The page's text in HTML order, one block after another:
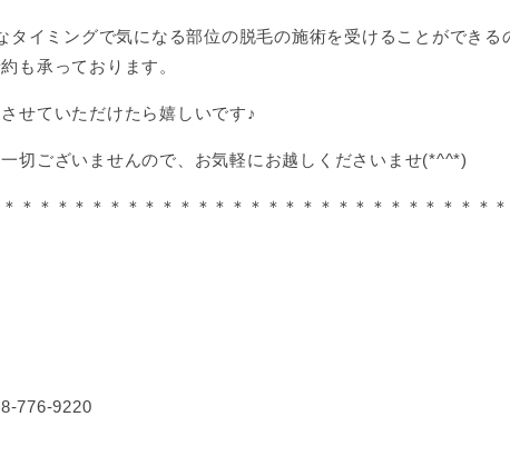
タイミングで気になる部位の脱毛の施術を受けることができる
も承っております。
せていただけたら嬉しいです♪
切ございませんので、お気軽にお越しくださいませ(*^^*)
＊＊＊＊＊＊＊＊＊＊＊＊＊＊＊＊＊＊＊＊＊＊＊＊＊＊＊＊
776-9220